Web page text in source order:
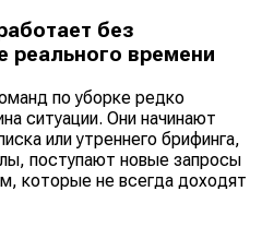
без
реального времени
по уборке редко
ситуации. Они начинают
или утреннего брифинга,
поступают новые запросы
которые не всегда доходят